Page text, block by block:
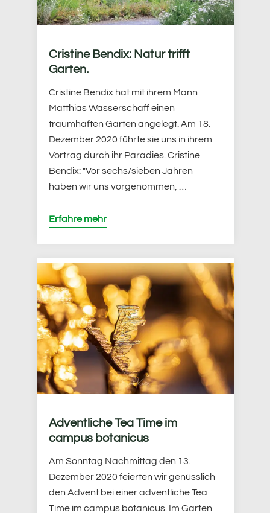
Cristine Bendix: Natur trifft
Garten.
Cristine Bendix hat mit ihrem Mann
Matthias Wasserschaff einen
traumhaften Garten angelegt. Am 18.
Dezember 2020 führte sie uns in ihrem
Vortrag durch ihr Paradies. Cristine
Bendix: "Vor sechs/sieben Jahren
haben wir uns vorgenommen, …
Erfahre mehr
Adventliche Tea Time im
campus botanicus
Am Sonntag Nachmittag den 13.
Dezember 2020 feierten wir genüsslich
den Advent bei einer adventliche Tea
Time im campus botanicus. Im Garten